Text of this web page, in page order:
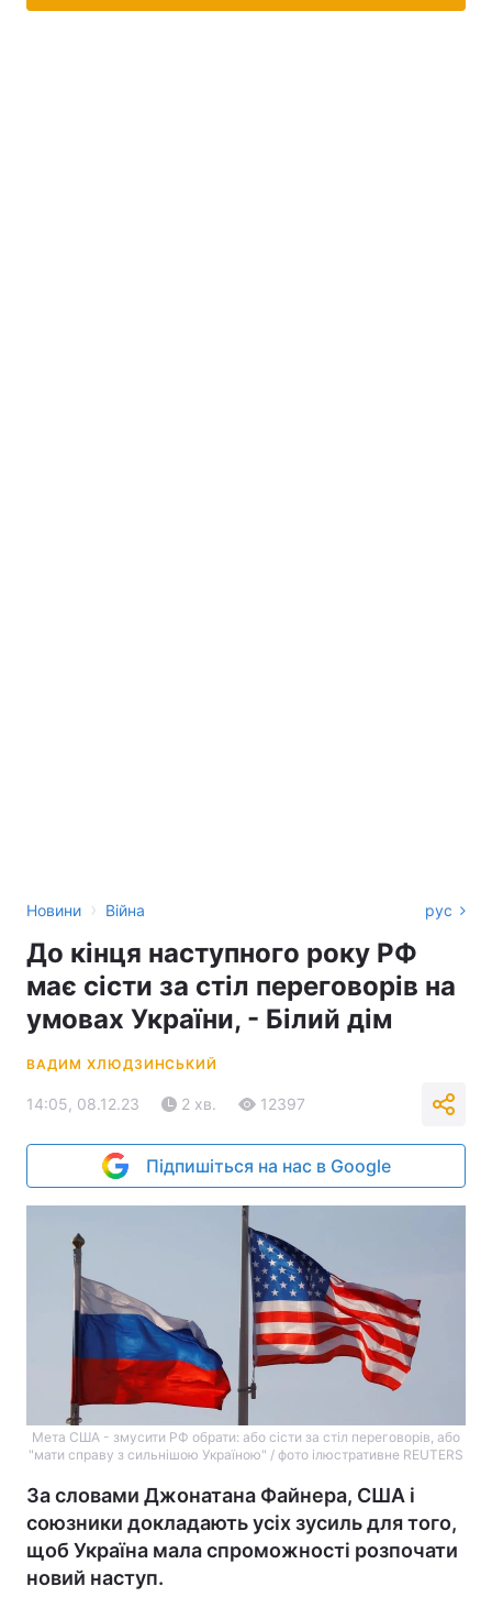
Новини › Війна рус
До кінця наступного року РФ
має сісти за стіл переговорів на
умовах України, - Білий дім
ВАДИМ ХЛЮДЗИНСЬКИЙ
14:05, 08.12.23 2 хв. 12397
Підпишіться на нас в Google
Мета США - змусити РФ обрати: або сісти за стіл переговорів, або
"мати справу з сильнішою Україною" / фото ілюстративне REUTERS
За словами Джонатана Файнера, США і
союзники докладають усіх зусиль для того,
щоб Україна мала спроможності розпочати
новий наступ.